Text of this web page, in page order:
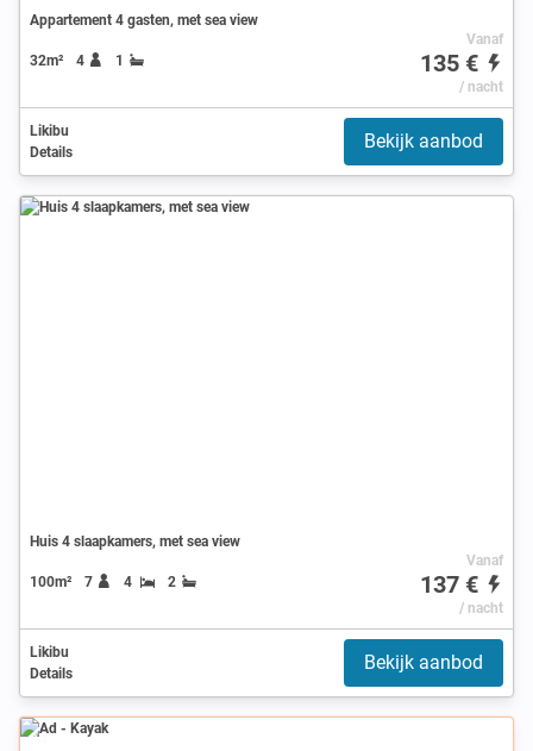
Appartement 4 gasten, met sea view
32m² 4 1
Vanaf
135 €
/ nacht
Likibu
Details
Bekijk aanbod
Huis 4 slaapkamers, met sea view
100m² 7 4 2
Vanaf
137 €
/ nacht
Likibu
Details
Bekijk aanbod
Ad